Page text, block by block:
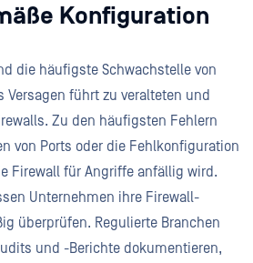
Konfiguration
die häufigste Schwachstelle von
Versagen führt zu veralteten und
Zu den häufigsten Fehlern
von Ports oder die Fehlkonfiguration
Firewall für Angriffe anfällig wird.
Unternehmen ihre Firewall-
überprüfen. Regulierte Branchen
und -Berichte dokumentieren,